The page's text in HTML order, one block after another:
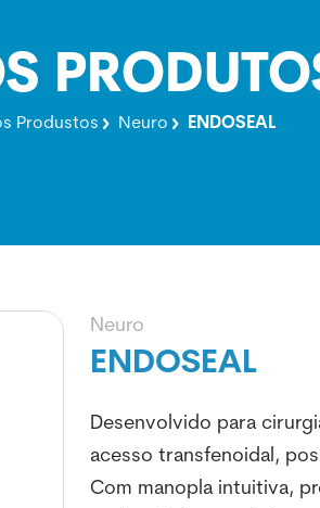
Produstos Neuro ENDOSEAL
Neuro
ENDOSEAL
Desenvolvido para
acesso transfenoidal,
Com manopla intuitiva,